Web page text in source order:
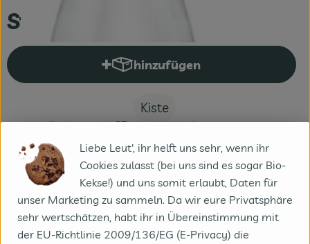
St. Leonhardsquelle
hinzufügen
Produkt zum Warenkorb
Kiste
Mehrweg
Info Herkunft
Info
Liebe Leut', ihr helft uns sehr, wenn ihr
Cookies zulasst (bei uns sind es sogar Bio-
Kekse!) und uns somit erlaubt, Daten für
unser Marketing zu sammeln. Da wir eure Privatsphäre
sehr wertschätzen, habt ihr in Übereinstimmung mit
der EU-Richtlinie 2009/136/EG (E-Privacy) die